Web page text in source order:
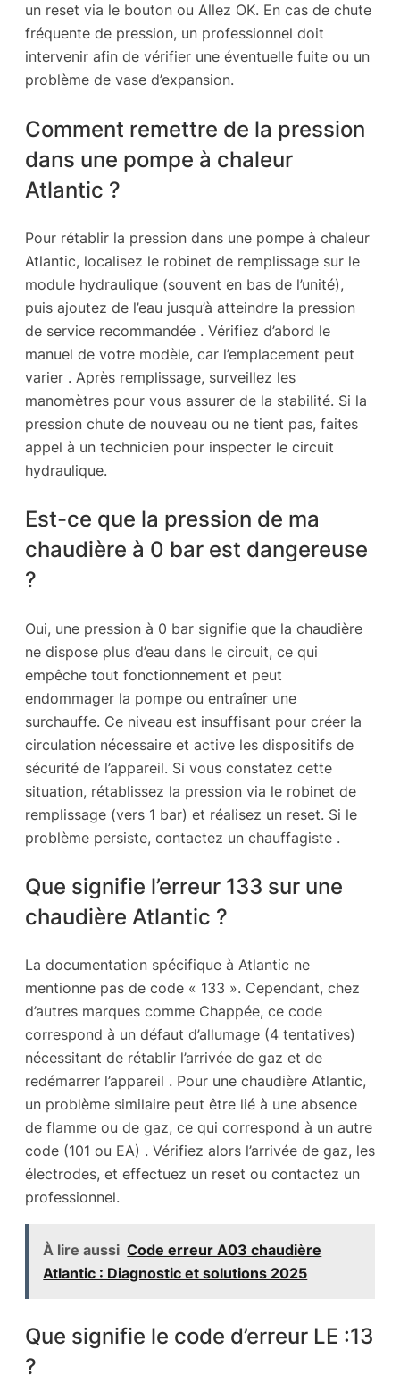
un reset via le bouton ou Allez OK. En cas de chute
fréquente de pression, un professionnel doit
intervenir afin de vérifier une éventuelle fuite ou un
problème de vase d’expansion.
Comment remettre de la pression
dans une pompe à chaleur
Atlantic ?
Pour rétablir la pression dans une pompe à chaleur
Atlantic, localisez le robinet de remplissage sur le
module hydraulique (souvent en bas de l’unité),
puis ajoutez de l’eau jusqu’à atteindre la pression
de service recommandée . Vérifiez d’abord le
manuel de votre modèle, car l’emplacement peut
varier . Après remplissage, surveillez les
manomètres pour vous assurer de la stabilité. Si la
pression chute de nouveau ou ne tient pas, faites
appel à un technicien pour inspecter le circuit
hydraulique.
Est-ce que la pression de ma
chaudière à 0 bar est dangereuse
?
Oui, une pression à 0 bar signifie que la chaudière
ne dispose plus d’eau dans le circuit, ce qui
empêche tout fonctionnement et peut
endommager la pompe ou entraîner une
surchauffe. Ce niveau est insuffisant pour créer la
circulation nécessaire et active les dispositifs de
sécurité de l’appareil. Si vous constatez cette
situation, rétablissez la pression via le robinet de
remplissage (vers 1 bar) et réalisez un reset. Si le
problème persiste, contactez un chauffagiste .
Que signifie l’erreur 133 sur une
chaudière Atlantic ?
La documentation spécifique à Atlantic ne
mentionne pas de code « 133 ». Cependant, chez
d’autres marques comme Chappée, ce code
correspond à un défaut d’allumage (4 tentatives)
nécessitant de rétablir l’arrivée de gaz et de
redémarrer l’appareil . Pour une chaudière Atlantic,
un problème similaire peut être lié à une absence
de flamme ou de gaz, ce qui correspond à un autre
code (101 ou EA) . Vérifiez alors l’arrivée de gaz, les
électrodes, et effectuez un reset ou contactez un
professionnel.
À lire aussi Code erreur A03 chaudière
Atlantic : Diagnostic et solutions 2025
Que signifie le code d’erreur LE :13
?